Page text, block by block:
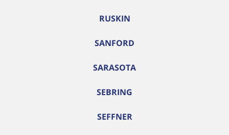
RUSKIN
SANFORD
SARASOTA
SEBRING
SEFFNER